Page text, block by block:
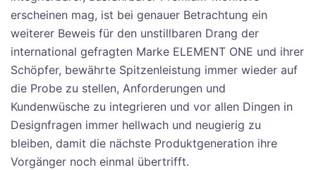
erscheinen mag, ist bei genauer Betrachtung ein
weiterer Beweis für den unstillbaren Drang der
international gefragten Marke ELEMENT ONE und ihrer
Schöpfer, bewährte Spitzenleistung immer wieder auf
die Probe zu stellen, Anforderungen und
Kundenwüsche zu integrieren und vor allen Dingen in
Designfragen immer hellwach und neugierig zu
bleiben, damit die nächste Produktgeneration ihre
Vorgänger noch einmal übertrifft.